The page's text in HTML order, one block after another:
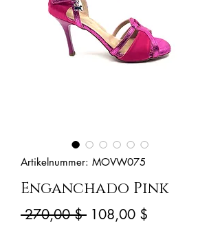
Artikelnummer: MOVW075
Enganchado Pink
270,00 $ Standardpreis
108,00 $